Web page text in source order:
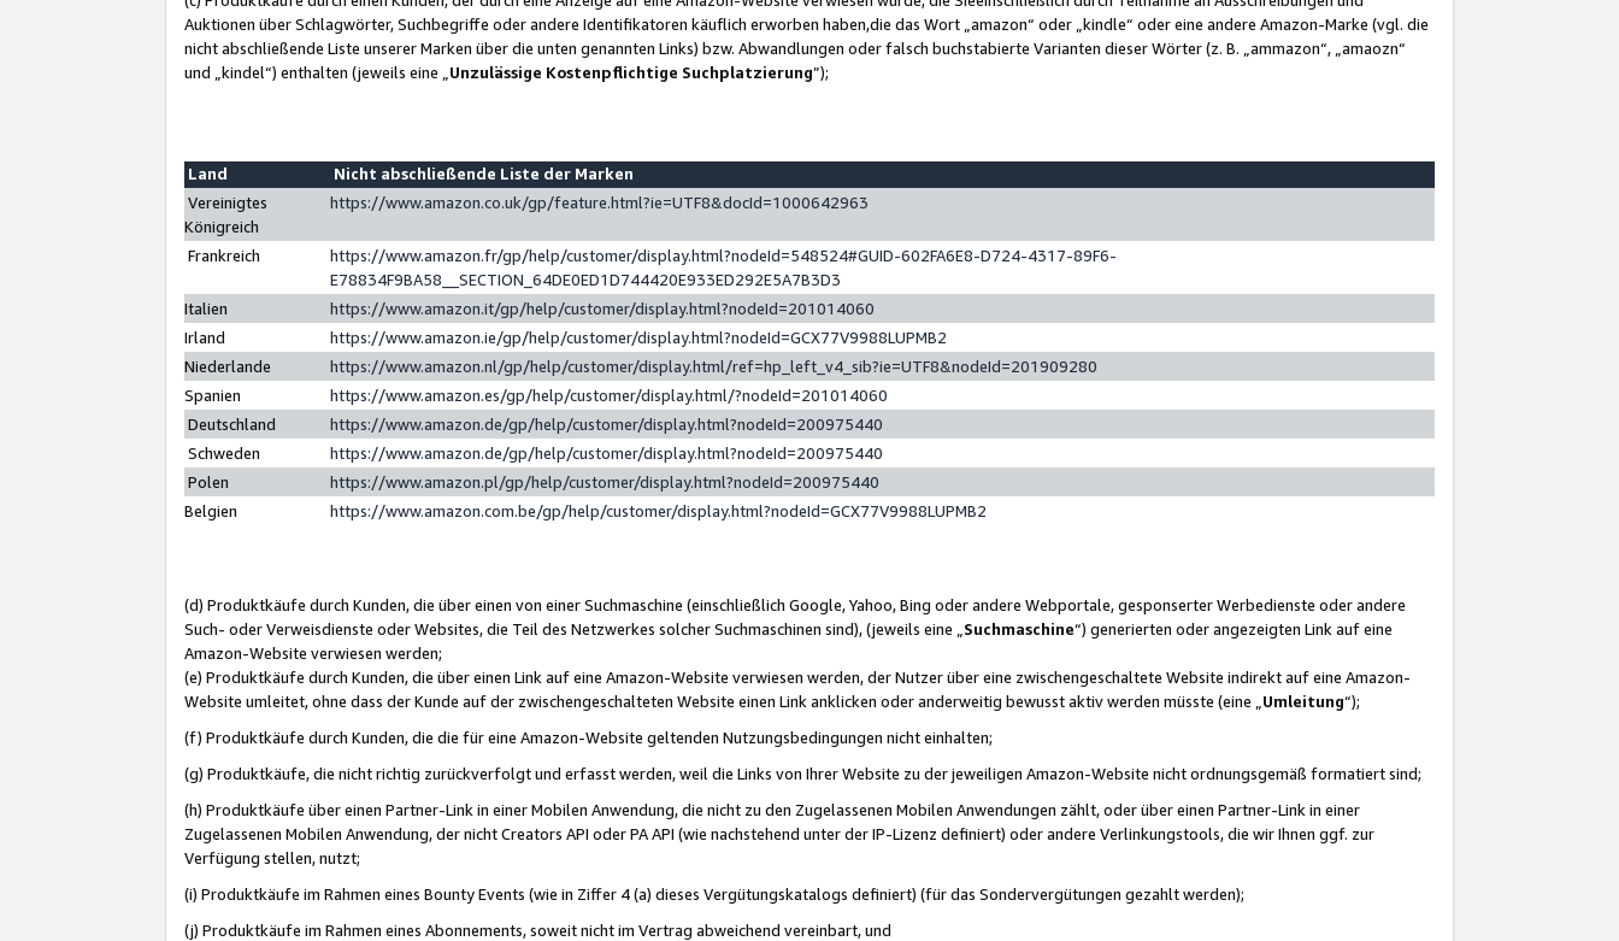
Auktionen über Schlagwörter, Suchbegriffe oder andere Identifikatoren käuflich erworben haben,die das Wort „amazon“ oder „kindle“ oder eine andere Amazon-Marke (vgl. die
nicht abschließende Liste unserer Marken über die unten genannten Links) bzw. Abwandlungen oder falsch buchstabierte Varianten dieser Wörter (z. B. „ammazon“, „amaozn“
und „kindel“) enthalten (jeweils eine „ Unzulässige Kostenpflichtige Suchplatzierung”);
Land
Nicht abschließende Liste der Marken
Vereinigtes
Königreich
https://www.amazon.co.uk/gp/feature.html?ie=UTF8&docId=1000642963
Frankreich
https://www.amazon.fr/gp/help/customer/display.html?nodeId=548524#GUID-602FA6E8-D724-4317-89F6-
E78834F9BA58__SECTION_64DE0ED1D744420E933ED292E5A7B3D3
Italien
https://www.amazon.it/gp/help/customer/display.html?nodeId=201014060
Irland
https://www.amazon.ie/gp/help/customer/display.html?nodeId=GCX77V9988LUPMB2
Niederlande
https://www.amazon.nl/gp/help/customer/display.html/ref=hp_left_v4_sib?ie=UTF8&nodeId=201909280
Spanien
https://www.amazon.es/gp/help/customer/display.html/?nodeId=201014060
Deutschland
https://www.amazon.de/gp/help/customer/display.html?nodeId=200975440
Schweden
https://www.amazon.de/gp/help/customer/display.html?nodeId=200975440
Polen
https://www.amazon.pl/gp/help/customer/display.html?nodeId=200975440
Belgien
https://www.amazon.com.be/gp/help/customer/display.html?nodeId=GCX77V9988LUPMB2
(d) Produktkäufe durch Kunden, die über einen von einer Suchmaschine (einschließlich Google, Yahoo, Bing oder andere Webportale, gesponserter Werbedienste oder andere
Such- oder Verweisdienste oder Websites, die Teil des Netzwerkes solcher Suchmaschinen sind), (jeweils eine „ Suchmaschine“) generierten oder angezeigten Link auf eine
Amazon-Website verwiesen werden;
(e) Produktkäufe durch Kunden, die über einen Link auf eine Amazon-Website verwiesen werden, der Nutzer über eine zwischengeschaltete Website indirekt auf eine Amazon-
Website umleitet, ohne dass der Kunde auf der zwischengeschalteten Website einen Link anklicken oder anderweitig bewusst aktiv werden müsste (eine „ Umleitung“);
(f) Produktkäufe durch Kunden, die die für eine Amazon-Website geltenden Nutzungsbedingungen nicht einhalten;
(g) Produktkäufe, die nicht richtig zurückverfolgt und erfasst werden, weil die Links von Ihrer Website zu der jeweiligen Amazon-Website nicht ordnungsgemäß formatiert sind;
(h) Produktkäufe über einen Partner-Link in einer Mobilen Anwendung, die nicht zu den Zugelassenen Mobilen Anwendungen zählt, oder über einen Partner-Link in einer
Zugelassenen Mobilen Anwendung, der nicht Creators API oder PA API (wie nachstehend unter der IP-Lizenz definiert) oder andere Verlinkungstools, die wir Ihnen ggf. zur
Verfügung stellen, nutzt;
(i) Produktkäufe im Rahmen eines Bounty Events (wie in Ziffer 4 (a) dieses Vergütungskatalogs definiert) (für das Sondervergütungen gezahlt werden);
(j) Produktkäufe im Rahmen eines Abonnements, soweit nicht im Vertrag abweichend vereinbart, und